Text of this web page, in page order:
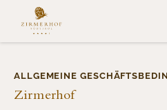
DER ZIRMERHOF
SEMINARE & RETREATS
ALLGEMEINE
Zirmerhof